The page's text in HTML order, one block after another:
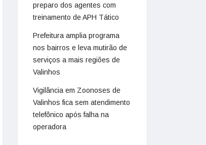
preparo dos agentes com
treinamento de APH Tático
Prefeitura amplia programa
nos bairros e leva mutirão de
serviços a mais regiões de
Valinhos
Vigilância em Zoonoses de
Valinhos fica sem atendimento
telefônico após falha na
operadora